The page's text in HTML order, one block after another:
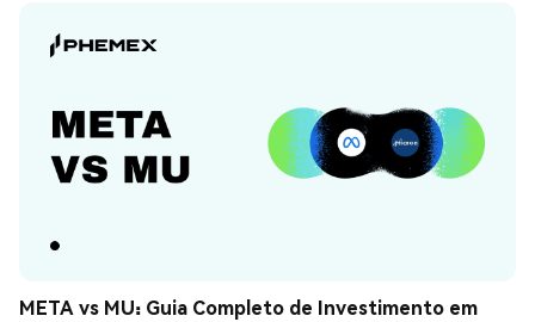
META vs MU: Guia Completo de Investimento em